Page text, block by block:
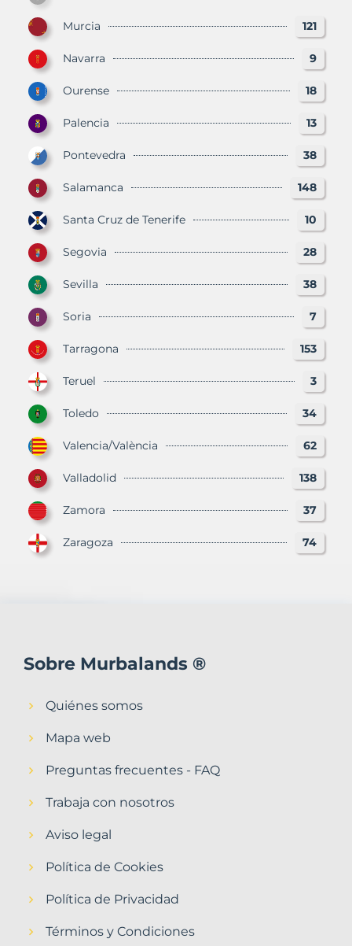
Murcia 121
Navarra 9
Ourense 18
Palencia 13
Pontevedra 38
Salamanca 148
Santa Cruz de Tenerife 10
Segovia 28
Sevilla 38
Soria 7
Tarragona 153
Teruel 3
Toledo 34
Valencia/València 62
Valladolid 138
Zamora 37
Zaragoza 74
Sobre Murbalands ®
Quiénes somos
Mapa web
Preguntas frecuentes - FAQ
Trabaja con nosotros
Aviso legal
Política de Cookies
Política de Privacidad
Términos y Condiciones